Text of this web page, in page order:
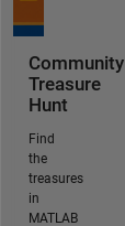
Community
Treasure
Hunt
Find
the
treasures
in
MATLAB